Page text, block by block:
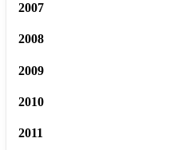
2007
2008
2009
2010
2011